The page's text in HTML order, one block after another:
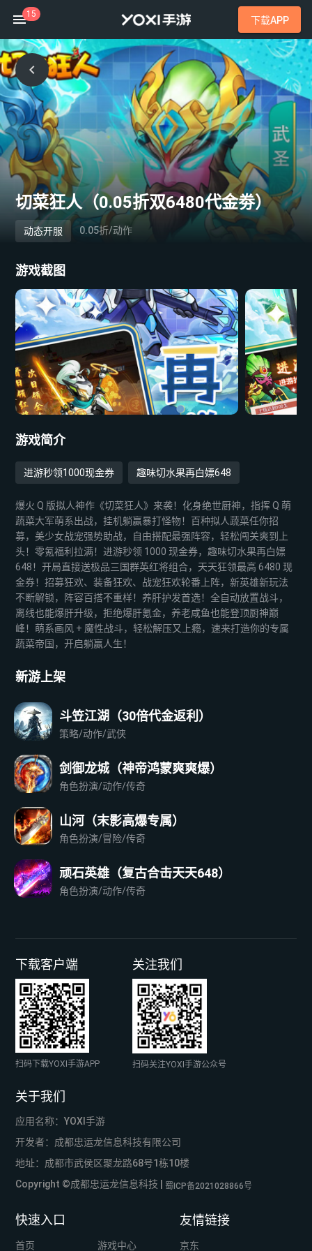
15
下载APP
切菜狂人（0.05折双6480代金劵）
动态开服 0.05折/动作
游戏截图
游戏简介
进游秒领1000现金券 趣味切水果再白嫖648
爆火 Q 版拟人神作《切菜狂人》来袭！化身绝世厨神，指挥 Q 萌
蔬菜大军萌系出战，挂机躺赢暴打怪物！百种拟人蔬菜任你招
募，美少女战宠强势助战，自由搭配最强阵容，轻松闯关爽到上
头！零氪福利拉满！进游秒领 1000 现金券，趣味切水果再白嫖
648！开局直接送极品三国群英红将组合，天天狂领最高 6480 现
金券！招募狂欢、装备狂欢、战宠狂欢轮番上阵，新英雄新玩法
不断解锁，阵容百搭不重样！养肝护发首选！全自动放置战斗，
离线也能爆肝升级，拒绝爆肝氪金，养老咸鱼也能登顶厨神巅
峰！萌系画风 + 魔性战斗，轻松解压又上瘾，速来打造你的专属
蔬菜帝国，开启躺赢人生！
新游上架
斗笠江湖（30倍代金返利）
策略/动作/武侠
剑御龙城（神帝鸿蒙爽爽爆）
角色扮演/动作/传奇
山河（末影高爆专属）
角色扮演/冒险/传奇
顽石英雄（复古合击天天648）
角色扮演/动作/传奇
下载客户端
扫码下载YOXI手游APP
关注我们
扫码关注YOXI手游公众号
关于我们
应用名称：YOXI手游
开发者：成都忠运龙信息科技有限公司
地址：成都市武侯区聚龙路68号1栋10楼
Copyright ©成都忠运龙信息科技 |
蜀ICP备2021028866号
快速入口
首页 游戏中心
友情链接
京东